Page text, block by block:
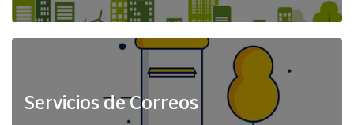
Servicios de Correos